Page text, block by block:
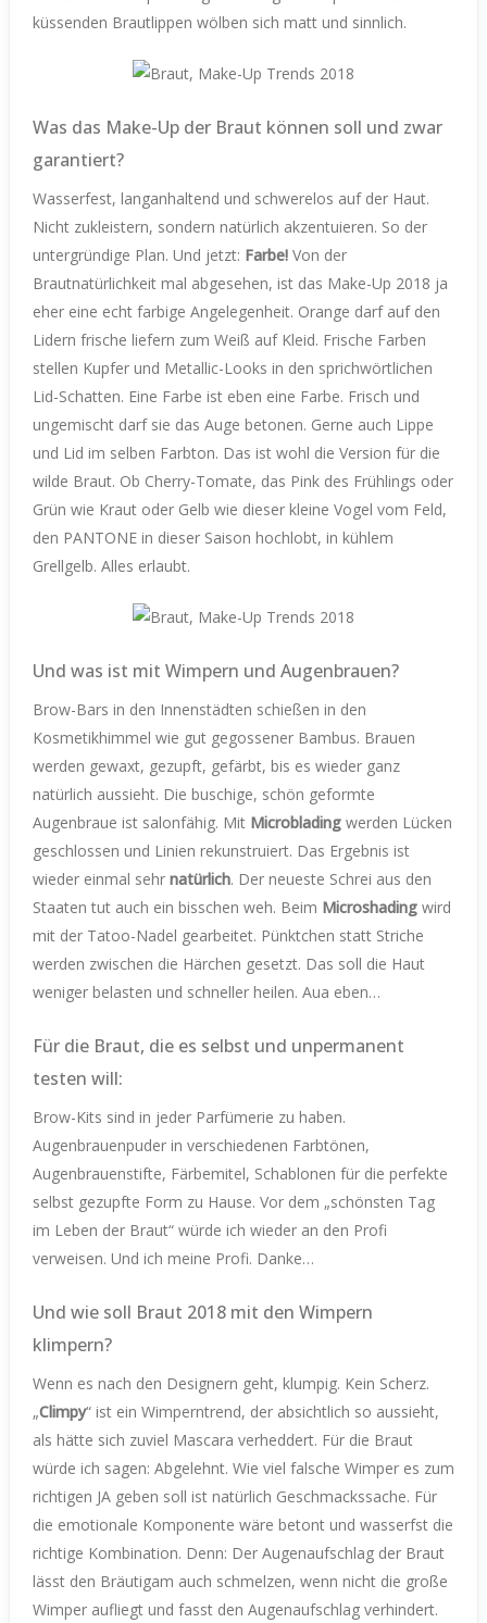
küssenden Brautlippen wölben sich matt und sinnlich.
Was das Make-Up der Braut können soll und zwar
garantiert?
Wasserfest, langanhaltend und schwerelos auf der Haut.
Nicht zukleistern, sondern natürlich akzentuieren. So der
untergründige Plan. Und jetzt: Farbe! Von der
Brautnatürlichkeit mal abgesehen, ist das Make-Up 2018 ja
eher eine echt farbige Angelegenheit. Orange darf auf den
Lidern frische liefern zum Weiß auf Kleid. Frische Farben
stellen Kupfer und Metallic-Looks in den sprichwörtlichen
Lid-Schatten. Eine Farbe ist eben eine Farbe. Frisch und
ungemischt darf sie das Auge betonen. Gerne auch Lippe
und Lid im selben Farbton. Das ist wohl die Version für die
wilde Braut. Ob Cherry-Tomate, das Pink des Frühlings oder
Grün wie Kraut oder Gelb wie dieser kleine Vogel vom Feld,
den PANTONE in dieser Saison hochlobt, in kühlem
Grellgelb. Alles erlaubt.
Und was ist mit Wimpern und Augenbrauen?
Brow-Bars in den Innenstädten schießen in den
Kosmetikhimmel wie gut gegossener Bambus. Brauen
werden gewaxt, gezupft, gefärbt, bis es wieder ganz
natürlich aussieht. Die buschige, schön geformte
Augenbraue ist salonfähig. Mit Microblading werden Lücken
geschlossen und Linien rekunstruiert. Das Ergebnis ist
wieder einmal sehr natürlich. Der neueste Schrei aus den
Staaten tut auch ein bisschen weh. Beim Microshading wird
mit der Tatoo-Nadel gearbeitet. Pünktchen statt Striche
werden zwischen die Härchen gesetzt. Das soll die Haut
weniger belasten und schneller heilen. Aua eben…
Für die Braut, die es selbst und unpermanent
testen will:
Brow-Kits sind in jeder Parfümerie zu haben.
Augenbrauenpuder in verschiedenen Farbtönen,
Augenbrauenstifte, Färbemitel, Schablonen für die perfekte
selbst gezupfte Form zu Hause. Vor dem „schönsten Tag
im Leben der Braut“ würde ich wieder an den Profi
verweisen. Und ich meine Profi. Danke…
Und wie soll Braut 2018 mit den Wimpern
klimpern?
Wenn es nach den Designern geht, klumpig. Kein Scherz.
„Climpy“ ist ein Wimperntrend, der absichtlich so aussieht,
als hätte sich zuviel Mascara verheddert. Für die Braut
würde ich sagen: Abgelehnt. Wie viel falsche Wimper es zum
richtigen JA geben soll ist natürlich Geschmackssache. Für
die emotionale Komponente wäre betont und wasserfst die
richtige Kombination. Denn: Der Augenaufschlag der Braut
lässt den Bräutigam auch schmelzen, wenn nicht die große
Wimper aufliegt und fasst den Augenaufschlag verhindert.